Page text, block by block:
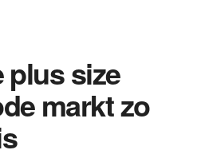
plus size
markt zo